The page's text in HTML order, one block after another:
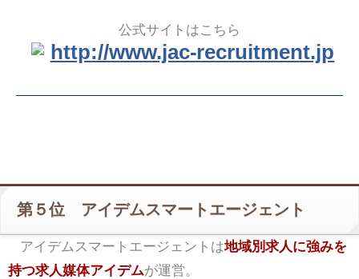
公式サイトはこちら
http://www.jac-recruitment.jp
第５位 アイデムスマートエージェント
アイデムスマートエージェントは地域別求人に強みを
持つ求人媒体アイデムが運営。